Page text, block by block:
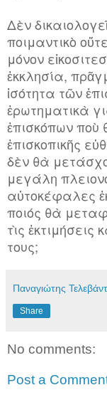
Δὲν
ποιμαντικὸ
μόνον
ἐκκλησία,
ἰσότητα τῶν
ἐρωτηματικὰ
ἐπισκόπων ποὺ
ἐπισκοπικῆς
δὲν θὰ
μεγάλη
αὐτοκέφαλες
ποιός θὰ
τὶς ἐκτιμήσεις
τους;
Παναγιώτης
Share
No comments:
Post a